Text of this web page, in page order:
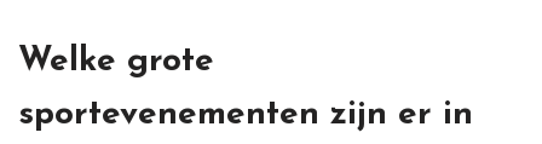
Welke grote
sportevenementen zijn er in